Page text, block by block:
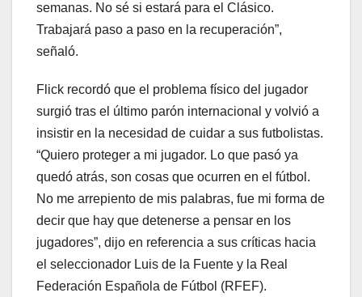
semanas. No sé si estará para el Clásico.
Trabajará paso a paso en la recuperación”,
señaló.
Flick recordó que el problema físico del jugador
surgió tras el último parón internacional y volvió a
insistir en la necesidad de cuidar a sus futbolistas.
“Quiero proteger a mi jugador. Lo que pasó ya
quedó atrás, son cosas que ocurren en el fútbol.
No me arrepiento de mis palabras, fue mi forma de
decir que hay que detenerse a pensar en los
jugadores”, dijo en referencia a sus críticas hacia
el seleccionador Luis de la Fuente y la Real
Federación Española de Fútbol (RFEF).